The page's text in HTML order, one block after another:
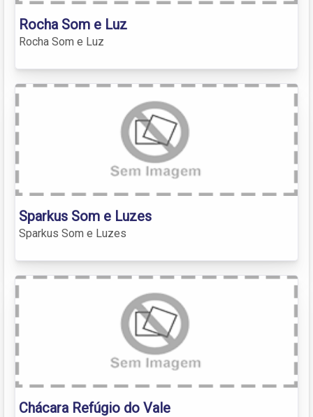
Rocha Som e Luz
Rocha Som e Luz
Sparkus Som e Luzes
Sparkus Som e Luzes
Chácara Refúgio do Vale